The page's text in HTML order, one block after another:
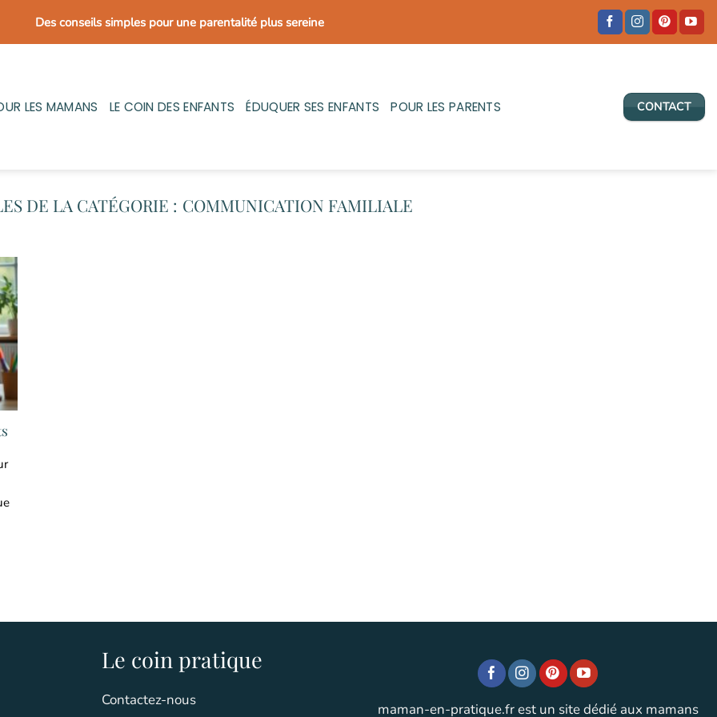
Des conseils simples pour une parentalité plus sereine
LES MAMANS LE COIN DES ENFANTS ÉDUQUER SES ENFANTS POUR LES PARENTS CONTACT
COMMUNICATION FAMILIALE
Le coin pratique
Contactez-nous
maman-en-pratique.fr est un site dédié aux mamans